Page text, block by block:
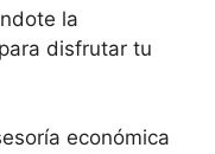
la
disfrutar tu
económica